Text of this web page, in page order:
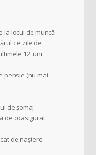
la locul de muncă
de zile de
12 luni
pensie (nu mai
de șomaj
de coasigurat
de naștere